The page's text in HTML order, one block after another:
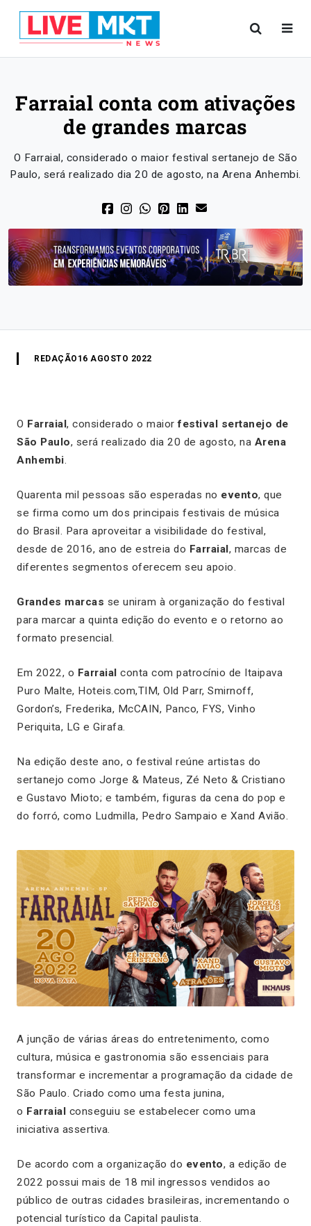
Farraial conta com ativações
de grandes marcas
O Farraial, considerado o maior festival sertanejo de São
Paulo, será realizado dia 20 de agosto, na Arena Anhembi.
REDAÇÃO 16 AGOSTO 2022
O Farraial, considerado o maior festival sertanejo de
São Paulo, será realizado dia 20 de agosto, na Arena
Anhembi.
Quarenta mil pessoas são esperadas no evento, que
se firma como um dos principais festivais de música
do Brasil. Para aproveitar a visibilidade do festival,
desde de 2016, ano de estreia do Farraial, marcas de
diferentes segmentos oferecem seu apoio.
Grandes marcas se uniram à organização do festival
para marcar a quinta edição do evento e o retorno ao
formato presencial.
Em 2022, o Farraial conta com patrocínio de Itaipava
Puro Malte, Hoteis.com,TIM, Old Parr, Smirnoff,
Gordon’s, Frederika, McCAIN, Panco, FYS, Vinho
Periquita, LG e Girafa.
Na edição deste ano, o festival reúne artistas do
sertanejo como Jorge & Mateus, Zé Neto & Cristiano
e Gustavo Mioto; e também, figuras da cena do pop e
do forró, como Ludmilla, Pedro Sampaio e Xand Avião.
A junção de várias áreas do entretenimento, como
cultura, música e gastronomia são essenciais para
transformar e incrementar a programação da cidade de
São Paulo. Criado como uma festa junina,
o Farraial conseguiu se estabelecer como uma
iniciativa assertiva.
De acordo com a organização do evento, a edição de
2022 possui mais de 18 mil ingressos vendidos ao
público de outras cidades brasileiras, incrementando o
potencial turístico da Capital paulista.